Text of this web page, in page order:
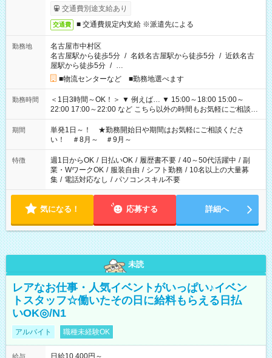
交通費別途支給あり
交通費 ■ 交通費規定内支給 ※派遣先による
勤務地
名古屋市中村区
名古屋駅から徒歩5分 / 名鉄名古屋駅から徒歩5分 / 近鉄名古
屋駅から徒歩5分 / …
■物流センターなど ■勤務地選べます
勤務時間
＜1日3時間～OK！＞ ▼ 例えば… ▼ 15:00～18:00 15:00～
22:00 17:00～22:00 など こちら以外の時間もお気軽にご相談く
ださい！
期間
単発1日～！ ★勤務開始日や期間はお気軽にご相談くださ
い！ ＃8月～ ＃9月～
特徴 週1日からOK / 日払いOK / 履歴書不要 / 40～50代活躍中 / 副
業・WワークOK / 服装自由 / シフト勤務 / 10名以上の大量募
集 / 電話対応なし / パソコンスキル不要
気になる！ 応募する 詳細へ
未読
レアなお仕事・人気イベントがいっぱい♪イベン
トスタッフ☆働いたその日に給料もらえる日払
いOK◎/N1
アルバイト 職種未経験OK
給与
日給10,400円～